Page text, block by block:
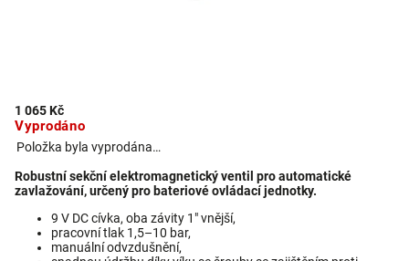
1 065 Kč
Vyprodáno
Položka byla vyprodána…
Robustní sekční elektromagnetický ventil pro automatické
zavlažování, určený pro bateriové ovládací jednotky.
9 V DC cívka, oba závity 1" vnější,
pracovní tlak 1,5–10 bar,
manuální odvzdušnění,